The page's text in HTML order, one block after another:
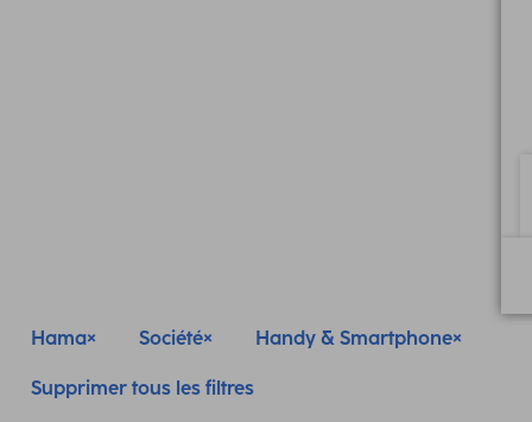
Hama Société Handy & Smartphone
Supprimer tous les filtres